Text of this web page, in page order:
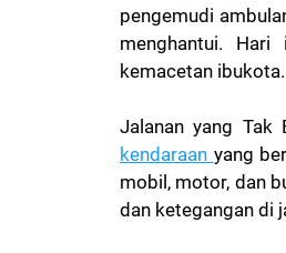
pengemudi
menghantui.
kemacetan ibukota.
Jalanan yang Tak
kendaraan yang
mobil, motor, dan
dan ketegangan di